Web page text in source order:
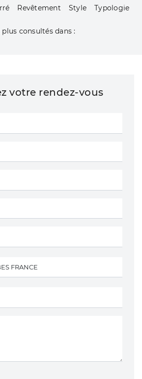
Revêtement Style Typologie
plus consultés dans :
votre rendez-vous